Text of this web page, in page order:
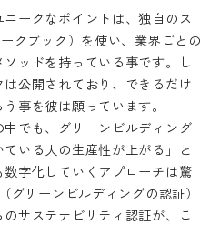
ークなポイントは、独自のス
クブック）を使い、業界ごとの
ッドを持っている事です。し
公開されており、できるだけ
事を彼は願っています。
でも、グリーンビルディング
いる人の生産性が上がる」と
字化していくアプローチは驚
グリーンビルディングの認証）
サステナビリティ認証が、こ